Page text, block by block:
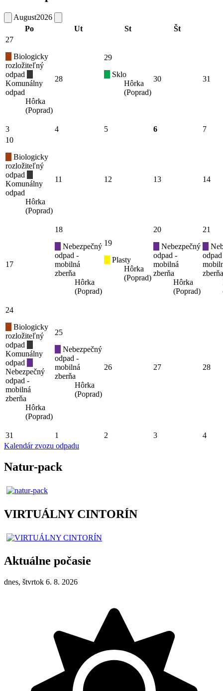
August2026
Po
Ut St Št
27
Biologicky
rozložiteľný
odpad
Komunálny
odpad
Hôrka
(Poprad)
28
29
Sklo
Hôrka
(Poprad)
30 31
3 4 5 6
7
10
Biologicky
rozložiteľný
odpad
Komunálny
odpad
Hôrka
(Poprad)
11 12 13 14
17
18
Nebezpečný
odpad -
mobilná
zberňa
Hôrka
(Poprad)
19
Plasty
Hôrka
(Poprad)
20
Nebezpečný
odpad -
mobilná
zberňa
Hôrka
(Poprad)
21
zberňa
24
Biologicky
rozložiteľný
odpad
Komunálny
odpad
Nebezpečný
odpad -
mobilná
zberňa
Hôrka
(Poprad)
25
Nebezpečný
odpad -
mobilná
zberňa
Hôrka
(Poprad)
26 27 28
31 1 2 3
4
Kalendár zvozu odpadu
Natur-pack
VIRTUÁLNY CINTORÍN
Aktuálne počasie
dnes, štvrtok 6. 8. 2026